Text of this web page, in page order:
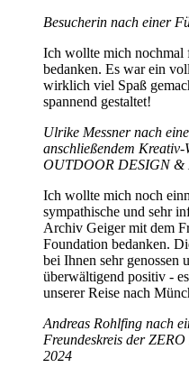
Besucherin nach einer
Ich wollte mich nochmal
bedanken. Es war ein
wirklich viel Spaß
spannend gestaltet!
Ulrike Messner nach
anschließendem
OUTDOOR DESIGN &
Ich wollte mich noch
sympathische und sehr
Archiv Geiger mit dem
Foundation bedanken.
bei Ihnen sehr genossen
überwältigend positiv -
unserer Reise nach
Andreas Rohlfing nach
Freundeskreis der
2024